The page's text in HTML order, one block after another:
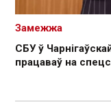
СБУ ў
працаваў на
Замежжа